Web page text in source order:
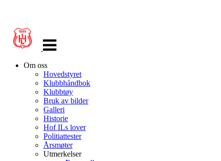
navigasjon
Om oss
Hovedstyret
Klubbhåndbok
Klubbtøy
Bruk av bilder
Galleri
Historie
Hof ILs lover
Politiattester
Årsmøter
Utmerkelser